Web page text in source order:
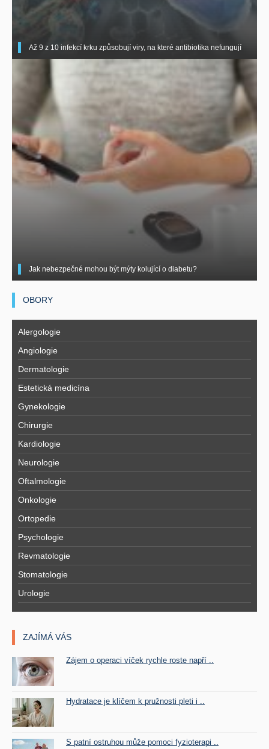
Až 9 z 10 infekcí krku způsobují viry, na které antibiotika nefungují
Jak nebezpečné mohou být mýty kolující o diabetu?
OBORY
Alergologie
Angiologie
Dermatologie
Estetická medicína
Gynekologie
Chirurgie
Kardiologie
Neurologie
Oftalmologie
Onkologie
Ortopedie
Psychologie
Revmatologie
Stomatologie
Urologie
ZAJÍMÁ VÁS
Zájem o operaci víček rychle roste napří ..
Hydratace je klíčem k pružnosti pleti i ..
S patní ostruhou může pomoci fyzioterapi ..